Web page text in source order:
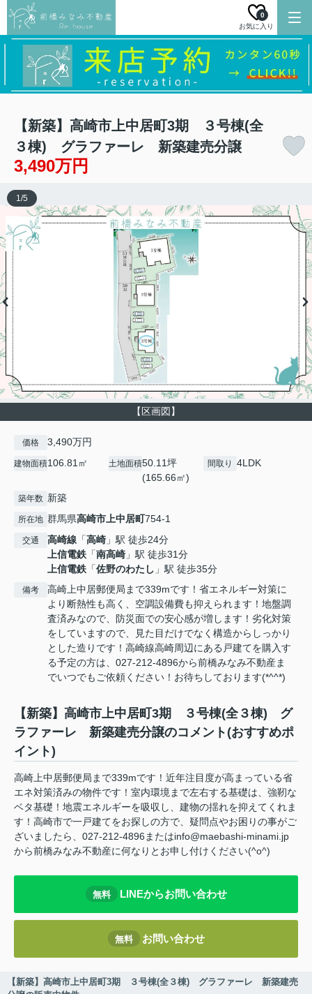
お気に入り
0
【新築】高崎市上中居町3期 ３号棟(全
３棟) グラファーレ 新築建売分譲
3,490万円
【区画図】
1/5
価格 3,490万円
建物面積106.81㎡ 土地面積50.11坪
(165.66㎡)
間取り 4LDK
築年数 新築
所在地 群馬県高崎市 上中居町754-1
交通 高崎線 「高崎 」駅 徒歩24分
上信電鉄 「南高崎 」駅 徒歩31分
上信電鉄 「佐野のわたし 」駅 徒歩35分
備考
高崎上中居郵便局まで339mです！省エネルギー対策に
より断熱性も高く、空調設備費も抑えられます！地盤調
査済みなので、防災面での安心感が増します！劣化対策
をしていますので、見た目だけでなく構造からしっかり
とした造りです！高崎線高崎周辺にある戸建てを購入す
る予定の方は、027-212-4896から前橋みなみ不動産ま
でいつでもご依頼ください！お待ちしております(*^^*)
【新築】高崎市上中居町3期 ３号棟(全３棟) グ
ラファーレ 新築建売分譲のコメント(おすすめポ
イント)
高崎上中居郵便局まで339mです！近年注目度が高まっている省
エネ対策済みの物件です！室内環境まで左右する基礎は、強靭な
ベタ基礎！地震エネルギーを吸収し、建物の揺れを抑えてくれま
す！高崎市で一戸建てをお探しの方で、疑問点やお困りの事がご
ざいましたら、027-212-4896またはinfo@maebashi-minami.jp
から前橋みなみ不動産に何なりとお申し付けください(^o^)
無料 LINEからお問い合わせ
無料 お問い合わせ
【新築】高崎市上中居町3期 ３号棟(全３棟) グラファーレ 新築建売